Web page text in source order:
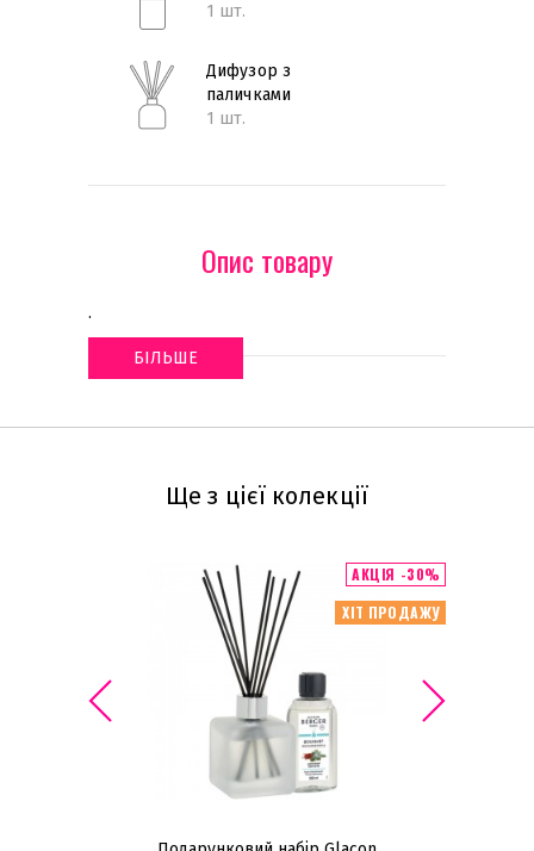
1 шт.
Дифузор з
паличками
1 шт.
Опис товару
.
БІЛЬШЕ
Ще з цієї колекції
ХІТ ПРОДАЖУ
АКЦІЯ -30%